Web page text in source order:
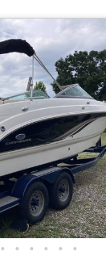
• • • • • •